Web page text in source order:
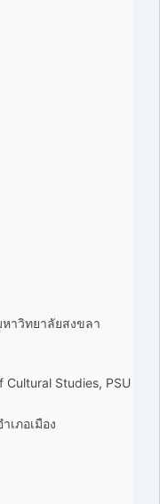
าวิทยาลัยสงขลา
Cultural Studies, PSU
เภอเมือง